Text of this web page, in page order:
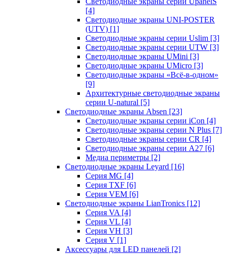
[4]
Светодиодные экраны UNI-POSTER
(UTV) [1]
Светодиодные экраны серии Uslim [3]
Светодиодные экраны серии UTW [3]
Светодиодные экраны UMini [3]
Светодиодные экраны UMicro [3]
Светодиодные экраны «Всё-в-одном»
[9]
Архитектурные светодиодные экраны
серии U-natural [5]
Светодиодные экраны Absen [23]
Светодиодные экраны серии iCon [4]
Светодиодные экраны серии N Plus [7]
Светодиодные экраны серии CR [4]
Светодиодные экраны серии А27 [6]
Медиа периметры [2]
Светодиодные экраны Leyard [16]
Серия MG [4]
Серия TXF [6]
Серия VEM [6]
Светодиодные экраны LianTronics [12]
Серия VA [4]
Серия VL [4]
Серия VH [3]
Серия V [1]
Аксессуары для LED панелей [2]